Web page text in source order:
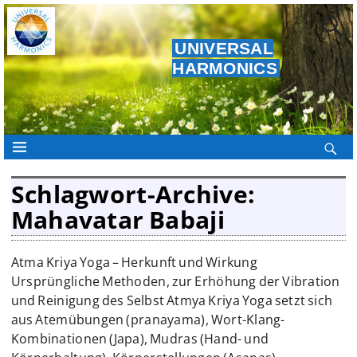
UNIVERSAL
HARMONICS
Schlagwort-Archive:
Mahavatar Babaji
Atma Kriya Yoga – Herkunft und Wirkung
Ursprüngliche Methoden, zur Erhöhung der Vibration
und Reinigung des Selbst Atmya Kriya Yoga setzt sich
aus Atemübungen (pranayama), Wort-Klang-
Kombinationen (Japa), Mudras (Hand- und